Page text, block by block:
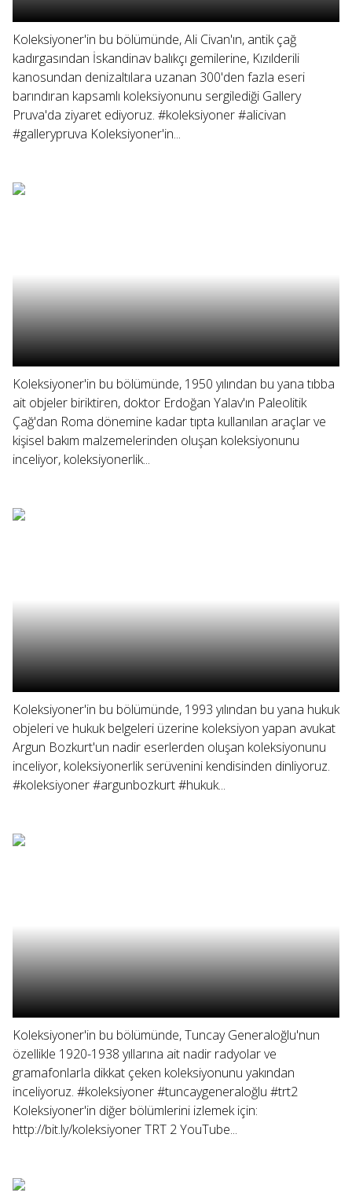
Koleksiyoner'in bu bölümünde, Ali Civan'ın, antik çağ
kadırgasından İskandinav balıkçı gemilerine, Kızılderili
kanosundan denizaltılara uzanan 300'den fazla eseri
barındıran kapsamlı koleksiyonunu sergilediği Gallery
Pruva'da ziyaret ediyoruz. #koleksiyoner #alicivan
#gallerypruva Koleksiyoner'in...
Koleksiyoner'in bu bölümünde, 1950 yılından bu yana tıbba
ait objeler biriktiren, doktor Erdoğan Yalav'ın Paleolitik
Çağ'dan Roma dönemine kadar tıpta kullanılan araçlar ve
kişisel bakım malzemelerinden oluşan koleksiyonunu
inceliyor, koleksiyonerlik...
Koleksiyoner'in bu bölümünde, 1993 yılından bu yana hukuk
objeleri ve hukuk belgeleri üzerine koleksiyon yapan avukat
Argun Bozkurt'un nadir eserlerden oluşan koleksiyonunu
inceliyor, koleksiyonerlik serüvenini kendisinden dinliyoruz.
#koleksiyoner #argunbozkurt #hukuk...
Koleksiyoner'in bu bölümünde, Tuncay Generaloğlu'nun
özellikle 1920-1938 yıllarına ait nadir radyolar ve
gramafonlarla dikkat çeken koleksiyonunu yakından
inceliyoruz. #koleksiyoner #tuncaygeneraloğlu #trt2
Koleksiyoner'in diğer bölümlerini izlemek için:
http://bit.ly/koleksiyoner TRT 2 YouTube...